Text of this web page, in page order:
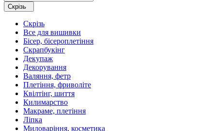
Скрізь
Скрізь
Все для вишивки
Бісер, бісероплетіння
Скрапбукінг
Декупаж
Декорування
Валяння, фетр
Плетіння, фриволіте
Квілтінг, шиття
Килимарство
Макраме, плетіння
Ліпка
Миловаріння, косметика